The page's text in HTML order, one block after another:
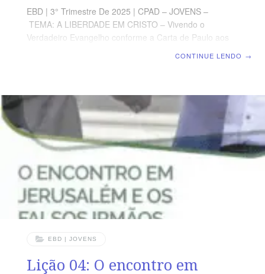
EBD | 3° Trimestre De 2025 | CPAD – JOVENS –
TEMA: A LIBERDADE EM CRISTO – Vivendo o
Verdadeiro Evangelho conforme a Carta de Paulo aos
alma (não lhes tendo nós dado mandamento).” (At
15.24) RESUMO DA LIÇÃO Defender o verdadeiro
Evangelho implica pensar e praticar a doutrina bíblica.
LEITURA SEMANAL SEGUNDA – At 11.23 A graça de
Deus em AntioquiaTERÇA – Gl
CONTINUE LENDO →
EBD | JOVENS
Lição 04: O encontro em